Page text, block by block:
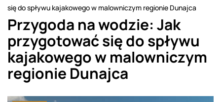
się do spływu kajakowego w malowniczym regionie Dunajca
Przygoda na wodzie: Jak
przygotować się do spływu
kajakowego w malowniczym
regionie Dunajca